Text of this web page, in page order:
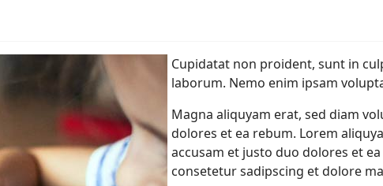
Cupidatat non proident, sunt in
laborum. Nemo enim ipsam
Magna aliquyam erat, sed diam
dolores et ea rebum. Lorem
accusam et justo duo dolores et
consetetur sadipscing et dolore